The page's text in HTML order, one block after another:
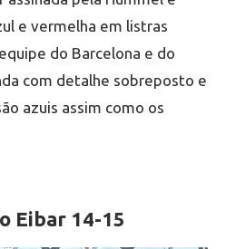
e vermelha em listras
do Barcelona e do
com detalhe sobreposto e
azuis assim como os
Eibar 14-15